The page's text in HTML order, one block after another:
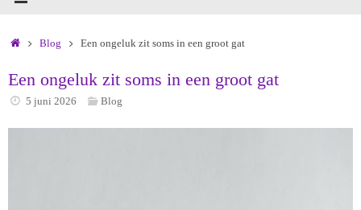
HomeBlog Een ongeluk zit soms in een groot gat
Een ongeluk zit soms in een groot gat
5 juni 2026 Blog